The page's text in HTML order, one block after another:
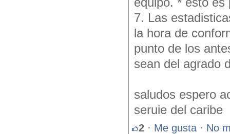
7. Las
la hora de
punto de los
sean del agrado
saludos espero
seruie del caribe
2 · Me gusta · No